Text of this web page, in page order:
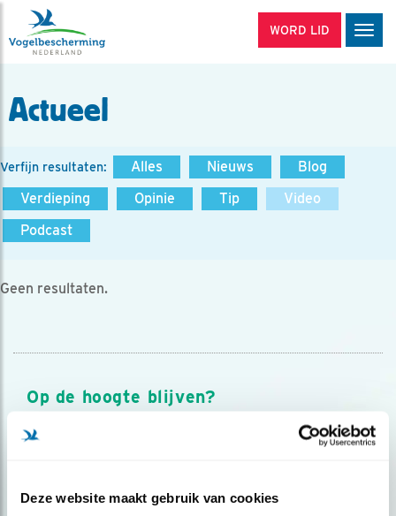
Deze website maakt gebruik van cookies
WORD LID
Actueel
Verfijn resultaten: Alles Nieuws
Blog
Verdieping
Opinie Tip
Video
Podcast
Geen resultaten.
Op de hoogte blijven?
Meld je aan en ontvang nieuws, inspiratie, acties en tips
over vogels en activiteiten van Vogelbescherming.